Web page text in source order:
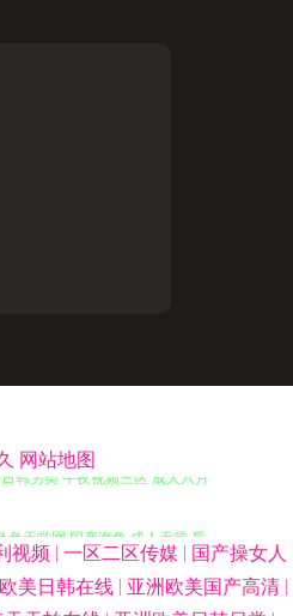
网站地图
韩另类 午夜视频三区 成人六月
东京热三级片 大香蕉衣人 五月
视频 | 一区二区传媒 | 国产操女人
美日韩在线 | 亚洲欧美国产高清 |